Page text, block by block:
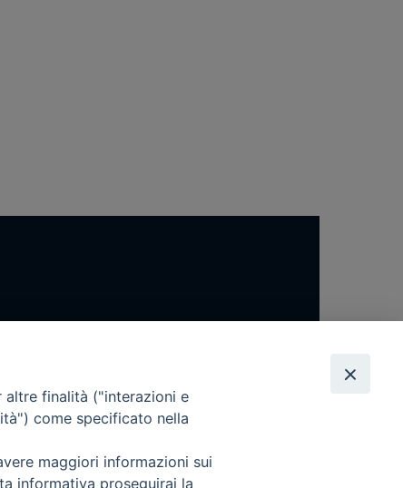
finalità ("interazioni e
come specificato nella
maggiori informazioni sui
informativa proseguirai la